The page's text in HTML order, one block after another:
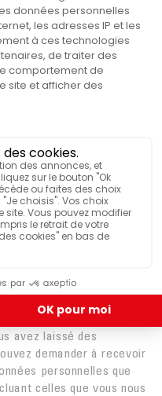
commentaire et ses
Cela permet de
les
laisser dans la file de
qui s’enregistrent sur
stockons également
dans leur profil. Tous
voir, modifier ou
à tout moment
Les
voir et modifier ces
AVEZ SUR
avez laissé des
demander à recevoir
personnelles que
celles que vous nous